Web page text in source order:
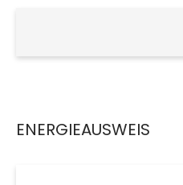
ENERGIEAUSWEIS